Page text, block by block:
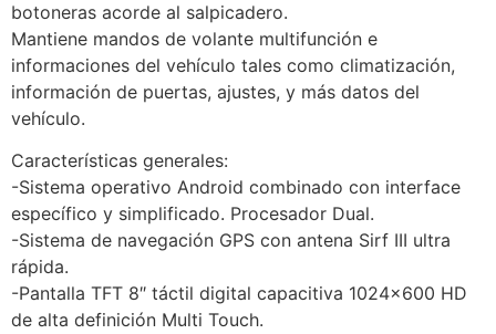
botoneras acorde al salpicadero.
Mantiene mandos de volante multifunción e
informaciones del vehículo tales como climatización,
información de puertas, ajustes, y más datos del
vehículo.
Características generales:
-Sistema operativo Android combinado con interface
específico y simplificado. Procesador Dual.
-Sistema de navegación GPS con antena Sirf III ultra
rápida.
-Pantalla TFT 8″ táctil digital capacitiva 1024×600 HD
de alta definición Multi Touch.